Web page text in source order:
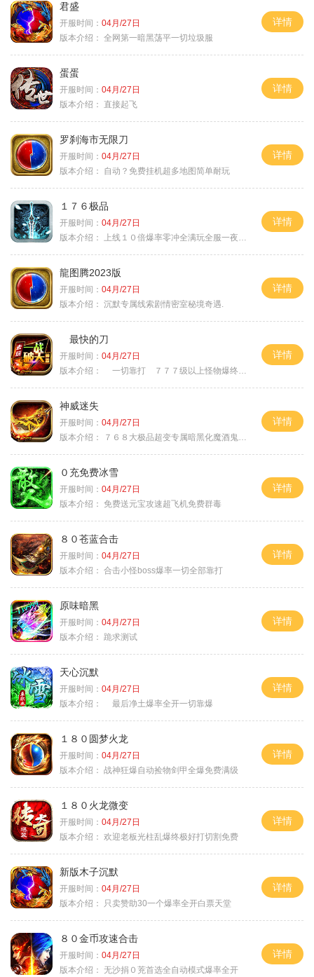
君盛
开服时间： 04月/27日
版本介绍： 全网第一暗黑荡平一切垃圾服
详情
蛋蛋
开服时间： 04月/27日
版本介绍： 直接起飞
详情
罗刹海市无限刀
开服时间： 04月/27日
版本介绍：
自动？免费挂机超多地图简单耐玩
详情
１７６极品
开服时间： 04月/27日
版本介绍：
上线１０倍爆率零冲全满玩全服一夜终极
详情
龍图腾2023版
开服时间： 04月/27日
版本介绍： 沉默专属线索剧情密室秘境奇遇.
详情
最快的刀
开服时间： 04月/27日
版本介绍：
一切靠打 ７７７级以上怪物爆终极
详情
神威迷失
开服时间： 04月/27日
版本介绍：
７６８大极品超变专属暗黑化魔酒鬼微变合击火
详情
０充免费冰雪
开服时间： 04月/27日
版本介绍： 免费送元宝攻速超飞机免费群毒
详情
８０苍蓝合击
开服时间： 04月/27日
版本介绍： 合击小怪boss爆率一切全部靠打
详情
原味暗黑
开服时间： 04月/27日
版本介绍： 跪求测试
详情
天心沉默
开服时间： 04月/27日
版本介绍：
最后净土爆率全开一切靠爆
详情
１８０圆梦火龙
开服时间： 04月/27日
版本介绍： 战神狂爆自动捡物剑甲全爆免费满级
详情
１８０火龙微变
开服时间： 04月/27日
版本介绍： 欢迎老板光柱乱爆终极好打切割免费
详情
新版木子沉默
开服时间： 04月/27日
版本介绍：
只卖赞助30一个爆率全开白票天堂
详情
８０金币攻速合击
开服时间： 04月/27日
版本介绍： 无沙捐０茺首选全自动模式爆率全开
详情